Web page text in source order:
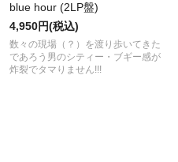
blue hour (2LP盤)
4,950円(税込)
数々の現場（？）を渡り歩いてきた
であろう男のシティー・ブギー感が
炸裂でタマりません!!!